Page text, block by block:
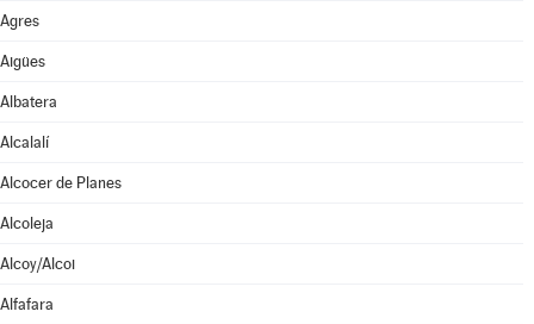
Agres
Aigües
Albatera
Alcalalí
Alcocer de Planes
Alcoleja
Alcoy/Alcoi
Alfafara